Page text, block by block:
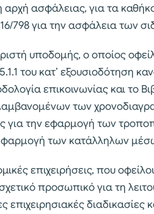
αρχή ασφάλειας, για τα
798 για την ασφάλεια των
υποδομής, ο οποίος
του κατ’ εξουσιοδότηση
επικοινωνίας και το
των
για την εφαρμογή των
των κατάλληλων
επιχειρήσεις, που
προσωπικό για τη
επιχειρησιακές